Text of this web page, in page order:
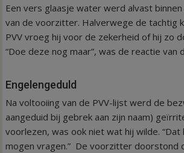
Een vers glaasje water werd alvast
van de voorzitter. Halverwege de tachtig
PVV vroeg hij voor de zekerheid of hij zo
“Doe deze nog maar”, was de reactie van
Engelengeduld
Na voltooiing van de PVV-lijst werd de
aangeduid bij gebrek aan zijn naam)
voorlezen, was ook niet wat hij wilde.
mogen vragen.” De voorzitter doorstond